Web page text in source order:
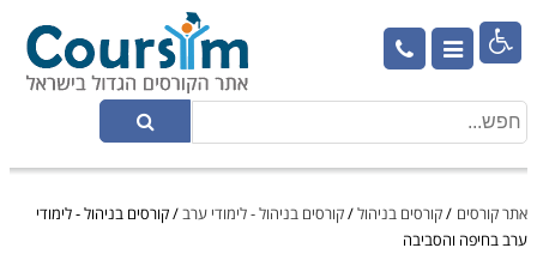

אתר קורסים /קורסים בניהול/קורסים בניהול - לימודי ערב/קורסים בניהול - לימודי
ערב בחיפה והסביבה